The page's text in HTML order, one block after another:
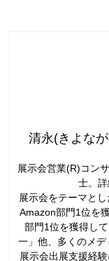
清永(きよな
展示会営業(R)コン
士。
展示会をテーマと
Amazon部門1位を
部門1位を獲得し
一」他、多くのメ
展示会出展支援経